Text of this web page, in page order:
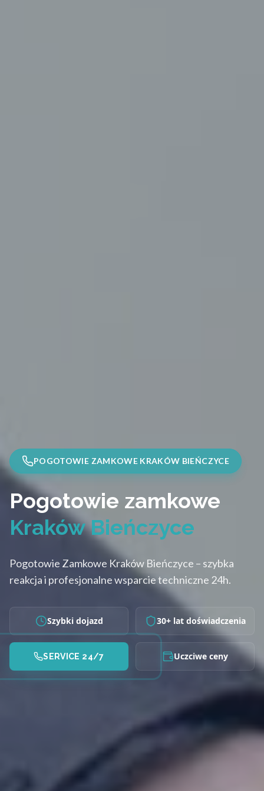
POGOTOWIE ZAMKOWE KRAKÓW BIEŃCZYCE
Pogotowie zamkowe
Kraków Bieńczyce
Pogotowie Zamkowe Kraków Bieńczyce – szybka
reakcja i profesjonalne wsparcie techniczne 24h.
Szybki dojazd 30+ lat doświadczenia
SERVICE 24/7 Uczciwe ceny